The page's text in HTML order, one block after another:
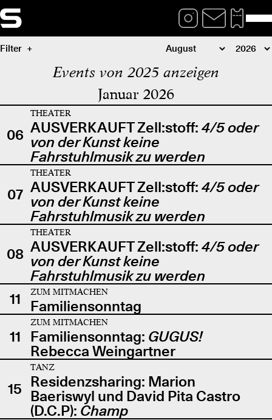
Filter
Events von 2025 anzeigen
Januar 2026
06
THEATER
AUSVERKAUFT Zell:stoff: 4/5 oder
von der Kunst keine
Fahrstuhlmusik zu werden
07
THEATER
AUSVERKAUFT Zell:stoff: 4/5 oder
von der Kunst keine
Fahrstuhlmusik zu werden
08
THEATER
AUSVERKAUFT Zell:stoff: 4/5 oder
von der Kunst keine
Fahrstuhlmusik zu werden
11
ZUM MITMACHEN
Familiensonntag
11
ZUM MITMACHEN
Familiensonntag: GUGUS!
Rebecca Weingartner
15
TANZ
Residenzsharing: Marion
Baeriswyl und David Pita Castro
(D.C.P): Champ